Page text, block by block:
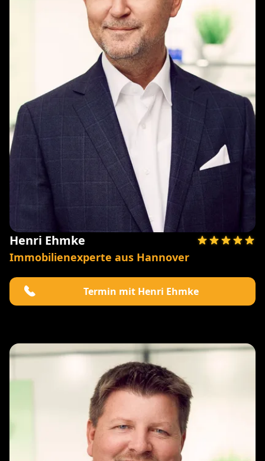
Henri Ehmke
Immobilienexperte aus Hannover
Termin mit Henri Ehmke